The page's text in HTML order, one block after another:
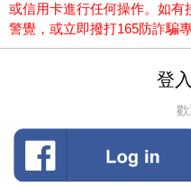
或信用卡進行任何操作。如有
警覺，或立即撥打165防詐騙專
登